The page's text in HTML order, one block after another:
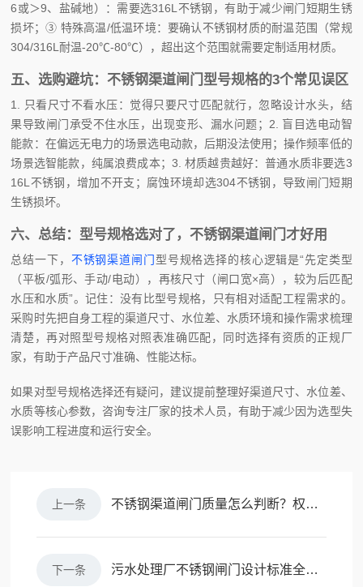
6或＞9、盐碱地）：需要选316L不锈钢，有助于减少闸门短期生锈
损坏；③ 特殊高温/低温环境：要确认不锈钢材质的耐温范围（常规
304/316L耐温-20℃-80℃），超出这个范围就需要定制适用材质。
五、选购避坑：不锈钢渠道闸门型号规格的3个常见误区
1. 只看尺寸不看水压：觉得只要尺寸匹配就行，忽略设计水头，结
果导致闸门承受不住水压，出现变形、漏水问题；2. 盲目选电动智
能款：在偏远无电力的场景选电动款，后期没法使用；操作频率低的
场景选智能款，纯属浪费成本；3. 材质越贵越好：普通水质非要选3
16L不锈钢，增加不开支；腐蚀环境却选304不锈钢，导致闸门短期
生锈损坏。
六、总结：型号规格选对了，不锈钢渠道闸门才好用
总结一下， 不锈钢渠道闸门 型号规格选择的核心逻辑是“先定类型
（平板/弧形、手动/电动），再核尺寸（闸口宽×高），较为后匹配
水压和水质”。记住：没有比型号规格，只有相对适配工程需求的。
采购时先把自身工程的渠道尺寸、水位差、水质环境和操作需求梳理
清楚，再对照型号规格对照表准确匹配，同时选择有资质的正规厂
家，有助于产品尺寸准确、性能达标。
如果对型号规格选择还有疑问，建议提前整理好渠道尺寸、水位差、
水质等核心参数，咨询专注厂家的技术人员，有助于减少因为选型失
误影响工程进度和运行安全。
上一条 不锈钢渠道闸门质量怎么判断？权威标准+选购避坑指南
下一条 污水处理厂不锈钢闸门设计标准全解析：区别于常规场景的核心要点